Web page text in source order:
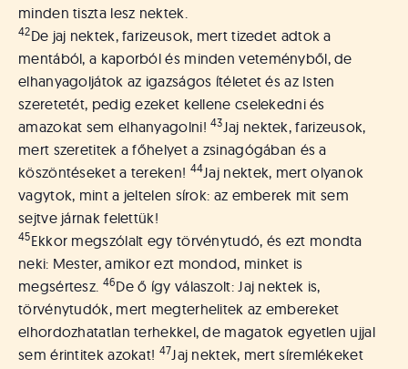
minden tiszta lesz nektek.
42De jaj nektek, farizeusok, mert tizedet adtok a
mentából, a kaporból és minden veteményből, de
elhanyagoljátok az igazságos ítéletet és az Isten
szeretetét, pedig ezeket kellene cselekedni és
amazokat sem elhanyagolni!43Jaj nektek, farizeusok,
mert szeretitek a főhelyet a zsinagógában és a
köszöntéseket a tereken! 44Jaj nektek, mert olyanok
vagytok, mint a jeltelen sírok: az emberek mit sem
sejtve járnak felettük!
45Ekkor megszólalt egy törvénytudó, és ezt mondta
neki: Mester, amikor ezt mondod, minket is
megsértesz. 46De ő így válaszolt: Jaj nektek is,
törvénytudók, mert megterhelitek az embereket
elhordozhatatlan terhekkel, de magatok egyetlen ujjal
sem érintitek azokat! 47Jaj nektek, mert síremlékeket